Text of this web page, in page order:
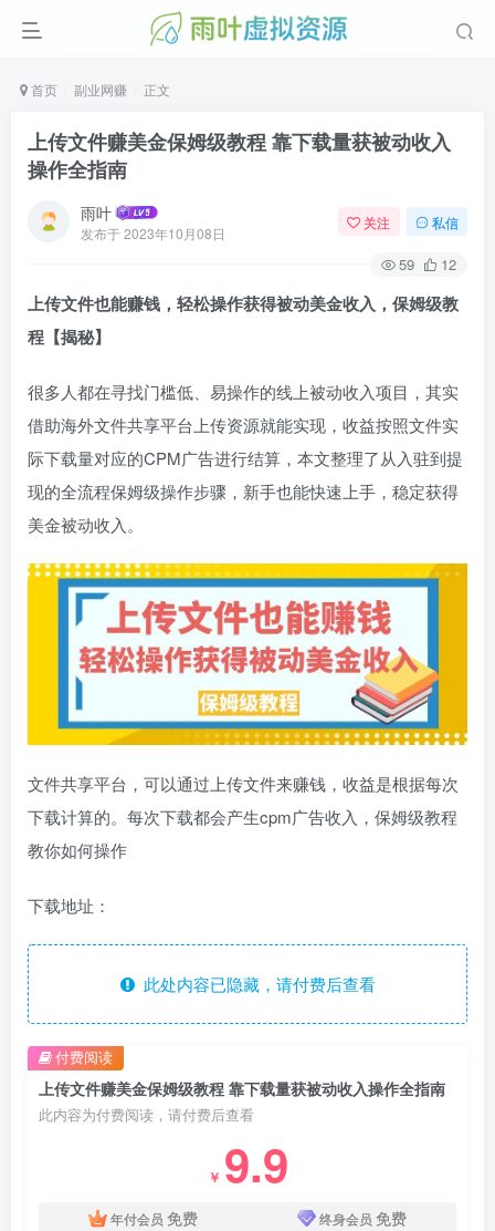
首页 副业网赚 正文
上传文件赚美金保姆级教程 靠下载量获被动收入
操作全指南
雨叶
发布于2023年10月08日
关注 私信
59 12
上传文件也能赚钱，轻松操作获得被动美金收入，保姆级教
程【揭秘】
很多人都在寻找门槛低、易操作的线上被动收入项目，其实
借助海外文件共享平台上传资源就能实现，收益按照文件实
际下载量对应的CPM广告进行结算，本文整理了从入驻到提
现的全流程保姆级操作步骤，新手也能快速上手，稳定获得
美金被动收入。
文件共享平台，可以通过上传文件来赚钱，收益是根据每次
下载计算的。每次下载都会产生cpm广告收入，保姆级教程
教你如何操作
下载地址：
此处内容已隐藏，请付费后查看
上传文件赚美金保姆级教程 靠下载量获被动收入操作全指南
此内容为付费阅读，请付费后查看
￥ 9.9
年付会员 免费 终身会员 免费
付费阅读